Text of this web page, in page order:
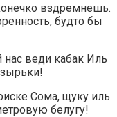
вздремнешь.
будто бы
веди кабак Иль
Сома, щуку иль
белугу!